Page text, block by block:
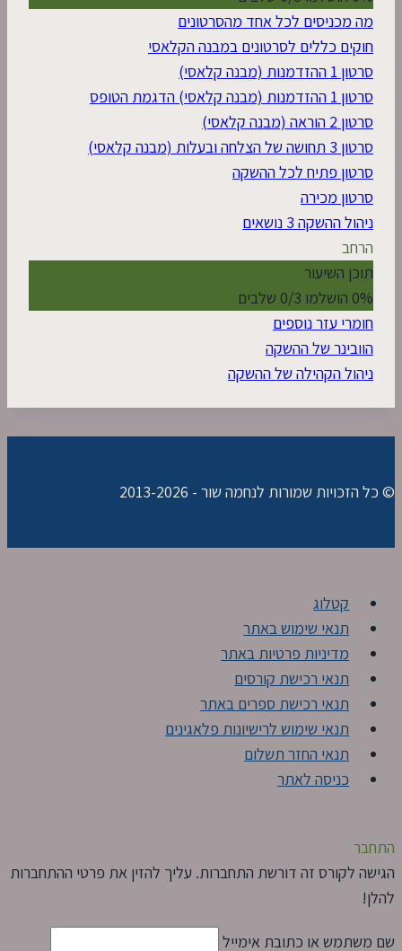
מה מכניסים לכל אחד מהסרטונים
חוקים כללים לסרטונים במבנה הקלאסי
סרטון 1 ההזדמנות (מבנה קלאסי)
סרטון 1 ההזדמנות (מבנה קלאסי) הדגמת הטופס
סרטון 2 הוראה (מבנה קלאסי)
סרטון 3 תחושה של הצלחה ובעלות (מבנה קלאסי)
סרטון פתיח לכל ההשקה
סרטון מכירה
ניהול ההשקה 3 נושאים
הרחב
תוכן השיעור
0% הושלמו
0/3 שלבים
חומרי עזר נוספים
הוובינר של ההשקה
ניהול הקהילה של ההשקה
© כל הזכויות שמורות לנחמה שור - 2013-2026
קטלוג
תנאי שימוש באתר
מדיניות פרטיות באתר
תנאי רכישת קורסים
תנאי רכישת ספרים באתר
תנאי שימוש לרישיונות פלאגינים
תנאי החזר תשלום
כניסה לאתר
התחבר
הגישה לקורס זה דורשת התחברות. עליך להזין את פרטי ההתחברות
להלן!
שם משתמש או כתובת אימייל